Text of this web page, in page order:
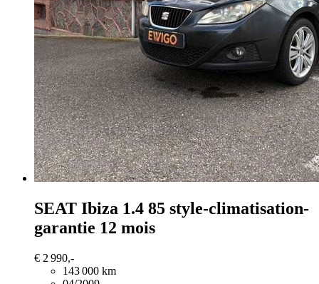
SEAT Ibiza 1.4 85 style-climatisation-
garantie 12 mois
€ 2 990,-
143 000 km